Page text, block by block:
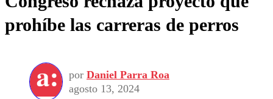
prohíbe las carreras de perros
por Daniel Parra Roa
agosto 13, 2024